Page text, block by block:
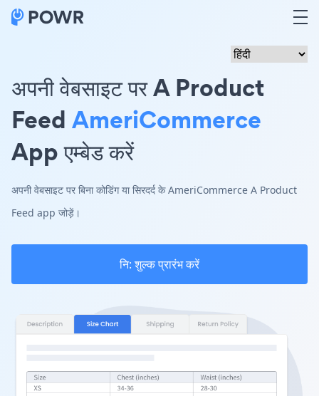
अपनी वेबसाइट पर A Product
Feed AmeriCommerce
App एम्बेड करें
अपनी वेबसाइट पर बिना कोडिंग या सिरदर्द के AmeriCommerce A Product
Feed app जोड़ें।
नि: शुल्क प्रारंभ करें